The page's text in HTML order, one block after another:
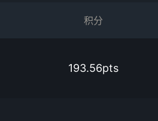
积分
193.56pts